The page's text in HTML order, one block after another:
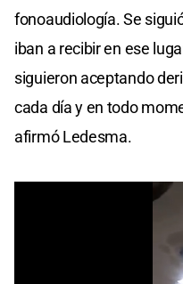
fonoaudiología. Se
iban a recibir en ese
siguieron aceptando
cada día y en todo
afirmó Ledesma.